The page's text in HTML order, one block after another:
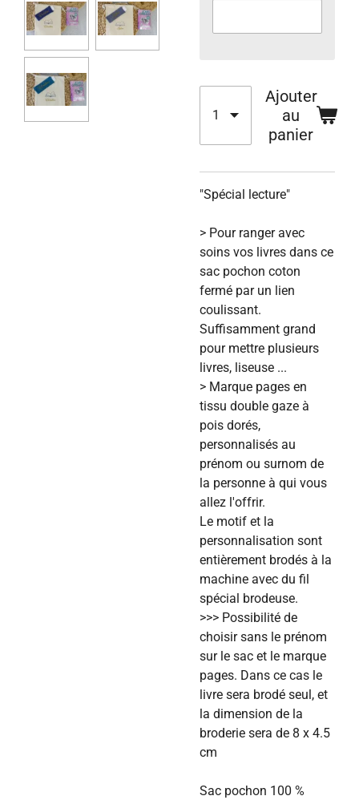
Ajouter
au
panier
"Spécial lecture"
> Pour ranger avec
soins vos livres dans ce
sac pochon coton
fermé par un lien
coulissant.
Suffisamment grand
pour mettre plusieurs
livres, liseuse ...
> Marque pages en
tissu double gaze à
pois dorés,
personnalisés au
prénom ou surnom de
la personne à qui vous
allez l'offrir.
Le motif et la
personnalisation sont
entièrement brodés à la
machine avec du fil
spécial brodeuse.
>>> Possibilité de
choisir sans le prénom
sur le sac et le marque
pages. Dans ce cas le
livre sera brodé seul, et
la dimension de la
broderie sera de 8 x 4.5
cm
Sac pochon 100 %